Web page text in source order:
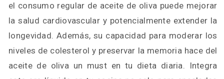
el consumo regular de aceite de oliva puede mejorar
la salud cardiovascular y potencialmente extender la
longevidad. Además, su capacidad para moderar los
niveles de colesterol y preservar la memoria hace del
aceite de oliva un must en tu dieta diaria. Integra